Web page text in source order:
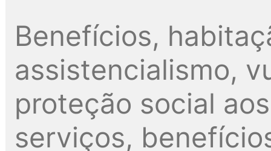
Benefícios,
assistencialismo,
proteção social
serviços,